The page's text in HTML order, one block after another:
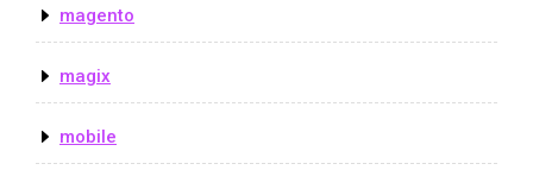
magento
magix
mobile